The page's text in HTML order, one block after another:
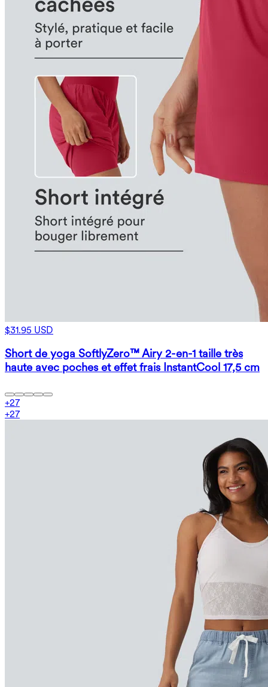
$31.95 USD
Short de yoga SoftlyZero™ Airy 2-en-1 taille très
haute avec poches et effet frais InstantCool 17,5 cm
+27
+27